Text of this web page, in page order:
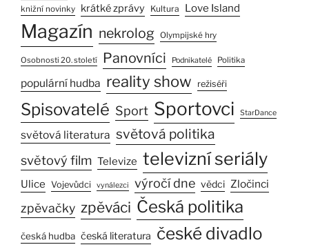
knižní novinky krátké zprávy Kultura Love Island
Magazín nekrolog Olympijské hry
Osobnosti 20. století Panovníci Podnikatelé Politika
populární hudba reality show režiséři
Spisovatelé Sport Sportovci StarDance
světová literatura světová politika
světový film Televize televizní seriály
Ulice Vojevůdci vynálezci výročí dne vědci Zločinci
zpěvačky zpěváci Česká politika
česká hudba česká literatura české divadlo